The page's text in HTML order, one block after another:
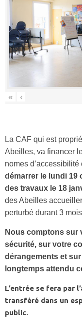
« ‹
La CAF qui est
Abeilles, va financer
nomes d’accessibilité
démarrer le lundi 19
des travaux le 18
des Abeilles
perturbé durant 3
Nous comptons sur
sécurité, sur votre
dérangements et
longtemps attendu
L’entrée se fera par
transféré dans un
public.